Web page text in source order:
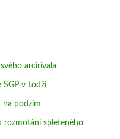
arcirivala
v Lodži
na podzim
rozmotání spleteného